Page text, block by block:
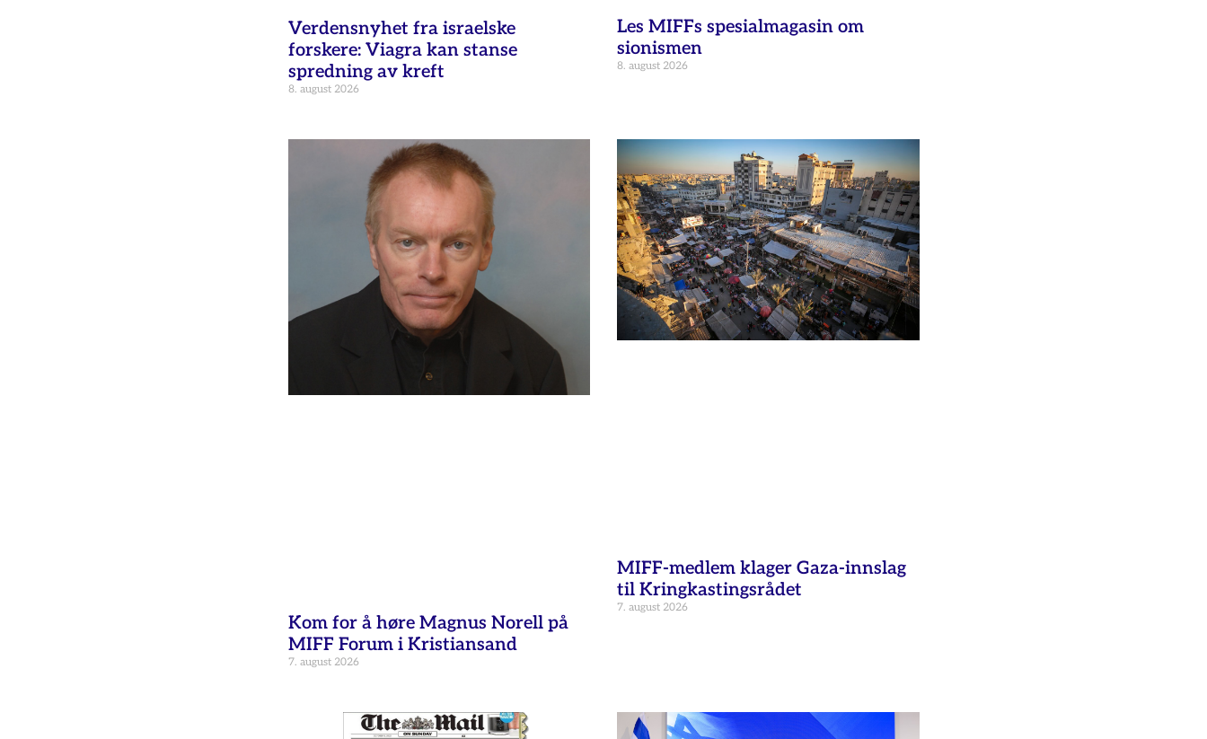
Verdensnyhet fra israelske
forskere: Viagra kan stanse
spredning av kreft
8. august 2026
Les MIFFs spesialmagasin om
sionismen
8. august 2026
Kom for å høre Magnus Norell på
MIFF Forum i Kristiansand
7. august 2026
MIFF-medlem klager Gaza-innslag
til Kringkastingsrådet
7. august 2026